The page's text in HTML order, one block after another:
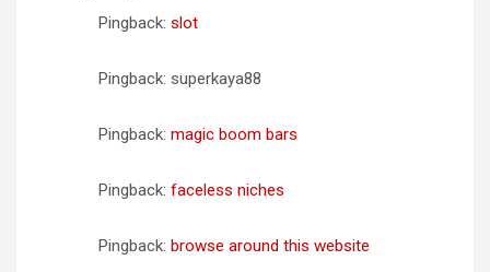
Pingback: slot
Pingback: superkaya88
Pingback: magic boom bars
Pingback: faceless niches
Pingback: browse around this website